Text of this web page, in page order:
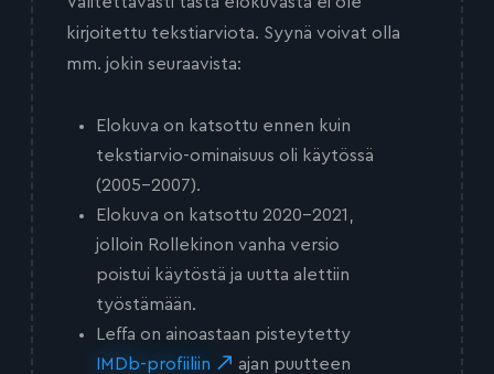
kirjoitettu tekstiarviota. Syynä voivat olla
mm. jokin seuraavista:
Elokuva on katsottu ennen kuin
tekstiarvio-ominaisuus oli käytössä
(2005-2007).
Elokuva on katsottu 2020-2021,
jolloin Rollekinon vanha versio
poistui käytöstä ja uutta alettiin
työstämään.
Leffa on ainoastaan pisteytetty
IMDb-profiiliin
ajan puutteen